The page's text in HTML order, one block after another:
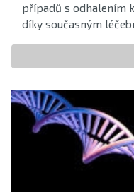
případů s odhalením
díky současným
diagnostika naprosto